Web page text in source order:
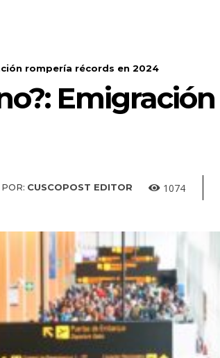
rompería récords en 2024
POR: CUSCOPOST EDITOR 1074